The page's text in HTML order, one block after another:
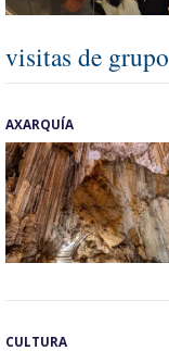
visitas de grupo
AXARQUÍA
CULTURA